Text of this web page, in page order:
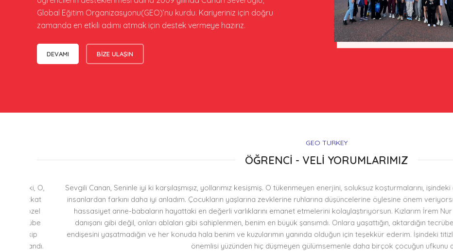
Global Eğitim Organizasyonu(GEO)’nu kurdu. Kariyeriniz için doğru
zamanda en etkili adımı atmak için destek vermeye hazırız.
DEVAMI BİZE ULAŞIN
GEO TURKEY
ÖĞRENCİ - VELİ YORUMLARIMIZ
Sevgili Canan, Seninle iyi ki karşılaşmışız, yollarımız kesişmiş. O tükenmeyen enerjini, soluksuz koşturmalarını, işindeki
insanlardan farkını daha iyi anladım. Çocukların yaşlarına zevklerine ruhlarına düşüncelerine öylesine önem veriyorsun,
hassasiyet anne-babaların hayattaki en değerli varlıklarını emanet etmelerini kolaylaştırıyorsun. Kızlarım İrem Nur Kiraz
danışanı gibi değil, onları ablaları gibi sahiplenmen, benim en büyük şansımdı. Onlara yaşattığın, aktardığın
endişesini yaşatmadığın ve her konuda hala benim ve kuzularımın yanında olduğun için teşekkür ederim. İşindeki titizliğin
önemlisi yüzünden hiç düşmeyen gülümsemenle daha birçok çocuğun ufkunu açman